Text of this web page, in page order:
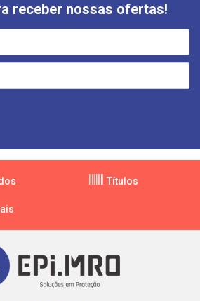
receber nossas ofertas!
Títulos